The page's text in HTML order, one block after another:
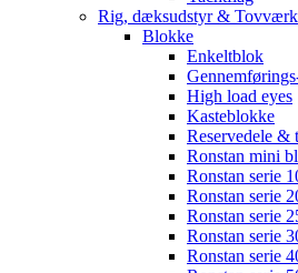
Rig, dæksudstyr & Tovværk
Blokke
Enkeltblok
High load eyes
Kasteblokke
Reservedele &
Ronstan mini
Ronstan serie
Ronstan serie
Ronstan serie
Ronstan serie
Ronstan serie